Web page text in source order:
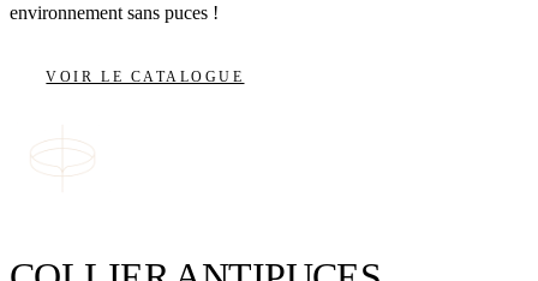
environnement sans puces !
VOIR LE CATALOGUE